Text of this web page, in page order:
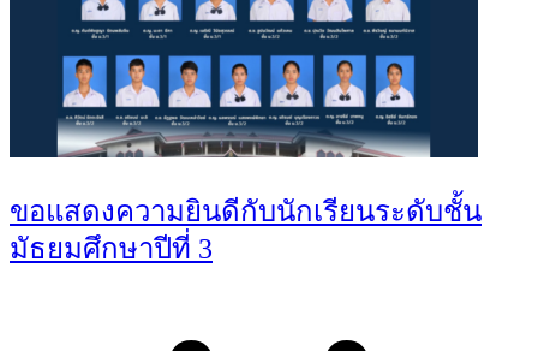
ขอแสดงความยินดีกับนักเรียนระดับชั้น
มัธยมศึกษาปีที่ 3